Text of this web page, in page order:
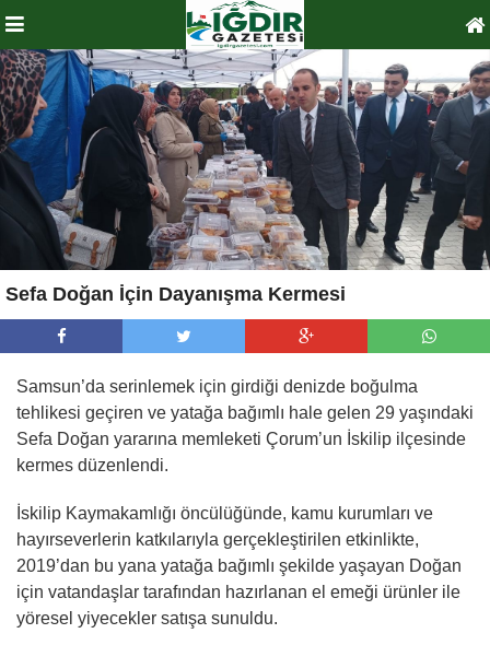
Sefa Doğan İçin Dayanışma Kermesi
Samsun’da serinlemek için girdiği denizde boğulma
tehlikesi geçiren ve yatağa bağımlı hale gelen 29 yaşındaki
Sefa Doğan yararına memleketi Çorum’un İskilip ilçesinde
kermes düzenlendi.
İskilip Kaymakamlığı öncülüğünde, kamu kurumları ve
hayırseverlerin katkılarıyla gerçekleştirilen etkinlikte,
2019’dan bu yana yatağa bağımlı şekilde yaşayan Doğan
için vatandaşlar tarafından hazırlanan el emeği ürünler ile
yöresel yiyecekler satışa sunuldu.